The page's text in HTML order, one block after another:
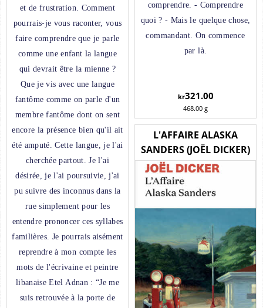
comprendre. - Comprendre
quoi ? - Mais le quelque chose,
commandant. On commence
par là.
kr321.00
468.00 g
et de frustration. Comment
pourrais-je vous raconter, vous
faire comprendre que je parle
comme une enfant la langue
qui devrait être la mienne ?
Que je vis avec une langue
fantôme comme on parle d'un
membre fantôme dont on sent
encore la présence bien qu'il ait
été amputé. Cette langue, je l'ai
cherchée partout. Je l'ai
désirée, je l'ai poursuivie, j'ai
pu suivre des inconnus dans la
rue simplement pour les
entendre prononcer ces syllabes
familières. Je pourrais aisément
reprendre à mon compte les
mots de l'écrivaine et peintre
libanaise Etel Adnan : “Je me
suis retrouvée à la porte de
L'AFFAIRE ALASKA
SANDERS (JOËL DICKER)